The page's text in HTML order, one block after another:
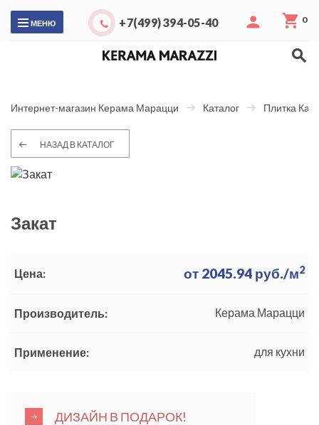
МЕНЮ +7(499) 394-05-40 0
Интернет-магазин Керама Марацци Каталог Плитка
НАЗАД В КАТАЛОГ
Закат
Цена: от 2045.94 руб./м2
Производитель: Керама Марацци
Применение: для кухни
ДИЗАЙН В ПОДАРОК!